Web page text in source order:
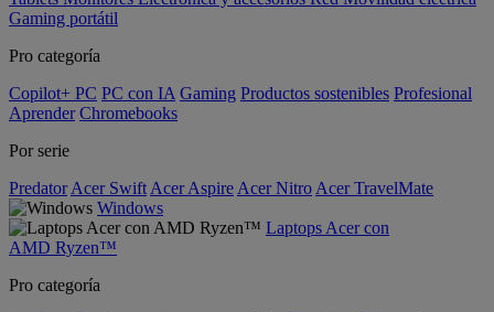
Gaming portátil
Pro categoría
Copilot+ PC PC con IA Gaming Productos sostenibles Profesional
Aprender Chromebooks
Por serie
Predator Acer Swift Acer Aspire Acer Nitro Acer TravelMate
Windows
Laptops Acer con
AMD Ryzen™
Pro categoría